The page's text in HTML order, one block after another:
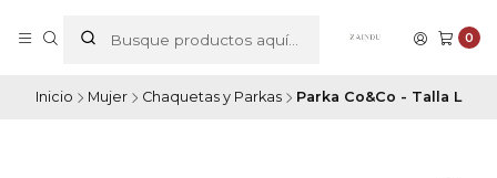
0
Inicio Mujer Chaquetas y Parkas Parka Co&Co - Talla L